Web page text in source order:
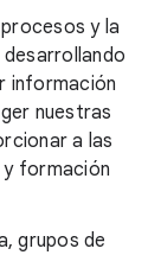
y la
información
nuestras
a las
y formación
grupos de